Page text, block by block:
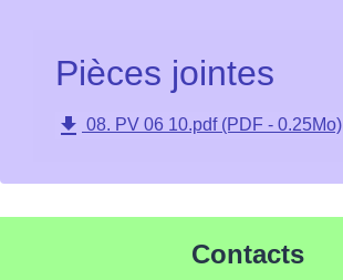
Pièces jointes
file_download 08. PV 06 10.pdf (PDF - 0.25Mo)
Contacts